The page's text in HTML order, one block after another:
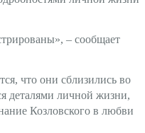
– сообщает
что они сблизились во
деталями личной жизни,
Козловского в любви